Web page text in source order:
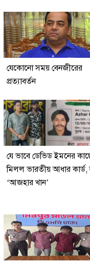
যেকোনো সময় বেনজীরের
প্রত্যাবর্তন
যে ভাবে ডেভিড ইমনের
মিলল ভারতীয় আধার কার্ড,
‘আজহার খান’